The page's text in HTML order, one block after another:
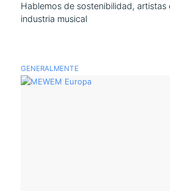
Hablemos de sostenibilidad, artistas
industria musical
GENERALMENTE